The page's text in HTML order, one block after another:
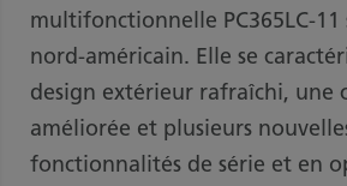
multifonctionnelle PC365LC-11
nord-américain. Elle se
design extérieur rafraîchi, une
améliorée et plusieurs
fonctionnalités de série et en